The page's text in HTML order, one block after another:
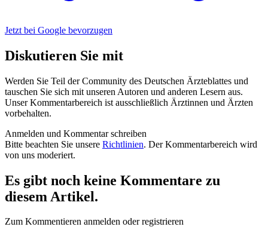
Jetzt bei Google bevorzugen
Diskutieren Sie mit
Werden Sie Teil der Community des Deutschen Ärzteblattes und
tauschen Sie sich mit unseren Autoren und anderen Lesern aus.
Unser Kommentarbereich ist ausschließlich Ärztinnen und Ärzten
vorbehalten.
Anmelden und Kommentar schreiben
Bitte beachten Sie unsere Richtlinien. Der Kommentarbereich wird
von uns moderiert.
Es gibt noch keine Kommentare zu
diesem Artikel.
Zum Kommentieren anmelden oder registrieren